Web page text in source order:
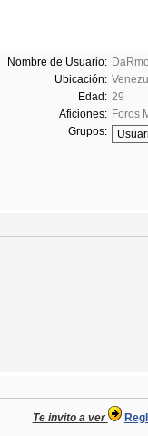
Nombre de Usuario:
Ubicación:
Edad: 29
Aficiones: Foros
Grupos:
Te invito a ver